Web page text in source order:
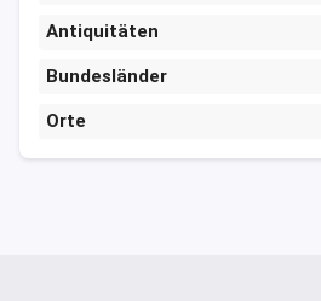
Antiquitäten
Bundesländer
Orte